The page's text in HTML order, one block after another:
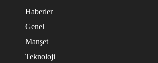
Haberler
Genel
Manşet
Teknoloji